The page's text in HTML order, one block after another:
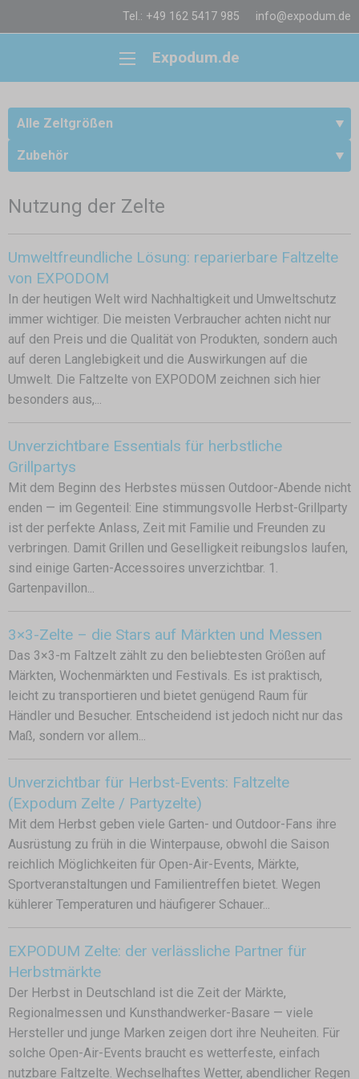
Tel.: +49 162 5417 985 info@expodum.de
Expodum.de
Alle Zeltgrößen
Zubehör
Nutzung der Zelte
Umweltfreundliche Lösung: reparierbare Faltzelte
von EXPODOM
In der heutigen Welt wird Nachhaltigkeit und Umweltschutz
immer wichtiger. Die meisten Verbraucher achten nicht nur
auf den Preis und die Qualität von Produkten, sondern auch
auf deren Langlebigkeit und die Auswirkungen auf die
Umwelt. Die Faltzelte von EXPODOM zeichnen sich hier
besonders aus,...
Unverzichtbare Essentials für herbstliche
Grillpartys
Mit dem Beginn des Herbstes müssen Outdoor-Abende nicht
enden — im Gegenteil: Eine stimmungsvolle Herbst-Grillparty
ist der perfekte Anlass, Zeit mit Familie und Freunden zu
verbringen. Damit Grillen und Geselligkeit reibungslos laufen,
sind einige Garten-Accessoires unverzichtbar. 1.
Gartenpavillon...
3×3-Zelte – die Stars auf Märkten und Messen
Das 3×3-m Faltzelt zählt zu den beliebtesten Größen auf
Märkten, Wochenmärkten und Festivals. Es ist praktisch,
leicht zu transportieren und bietet genügend Raum für
Händler und Besucher. Entscheidend ist jedoch nicht nur das
Maß, sondern vor allem...
Unverzichtbar für Herbst-Events: Faltzelte
(Expodum Zelte / Partyzelte)
Mit dem Herbst geben viele Garten- und Outdoor-Fans ihre
Ausrüstung zu früh in die Winterpause, obwohl die Saison
reichlich Möglichkeiten für Open-Air-Events, Märkte,
Sportveranstaltungen und Familientreffen bietet. Wegen
kühlerer Temperaturen und häufigerer Schauer...
EXPODUM Zelte: der verlässliche Partner für
Herbstmärkte
Der Herbst in Deutschland ist die Zeit der Märkte,
Regionalmessen und Kunsthandwerker-Basare — viele
Hersteller und junge Marken zeigen dort ihre Neuheiten. Für
solche Open-Air-Events braucht es wetterfeste, einfach
nutzbare Faltzelte. Wechselhaftes Wetter, abendlicher Regen